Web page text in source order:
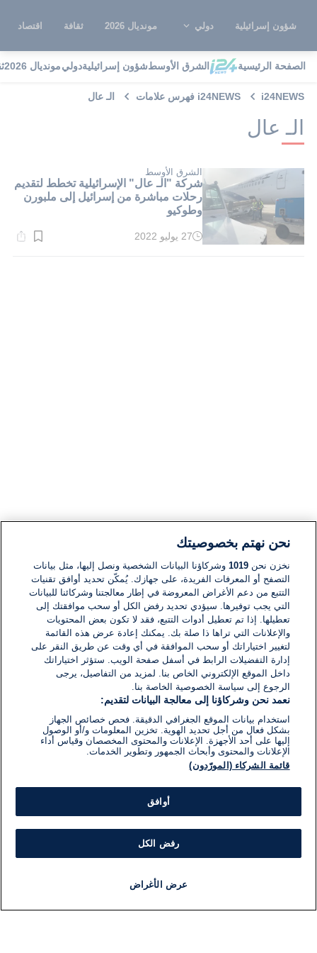
شؤون إسرائيلية دولي مونديال 2026 ثقافة اقتصاد
الصفحة الرئيسية الشرق الأوسطشؤون إسرائيليةدوليمونديال 2026
i24NEWS i24NEWS فهرس علامات الـ عال
الـ عال
الشرق الأوسط
شركة "الـ عال" الإسرائيلية تخطط لتقديم
رحلات مباشرة من إسرائيل إلى ملبورن
وطوكيو
وقت
27 يوليو 2022
نحن نهتم بخصوصيتك
نخزن نحن1019 وشركاؤنا البيانات الشخصية ونصل إليها، مثل بيانات
التصفح أو المعرفات الفريدة، على جهازك. يُمكّن تحديد أوافق تقنيات
التتبع من دعم الأغراض المعروضة في إطار معالجتنا وشركائنا للبيانات
التي يجب توفيرها. سيؤدي تحديد رفض الكل أو سحب موافقتك إلى
تعطيلها. إذا تم تعطيل أدوات التتبع، فقد لا تكون بعض المحتويات
والإعلانات التي تراها ذا صلة بك. يمكنك إعادة عرض هذه القائمة
لتغيير اختياراتك أو سحب الموافقة في أي وقت عن طريق النقر على
إدارة التفضيلات الرابط في أسفل صفحة الويب. ستؤثر اختياراتك
داخل الموقع الإلكتروني الخاص بنا. لمزيد من التفاصيل، يرجى
الرجوع إلى سياسة الخصوصية الخاصة بنا.
نعمد نحن وشركاؤنا إلى معالجة البيانات لتقديم:
استخدام بيانات الموقع الجغرافي الدقيقة. فحص خصائص الجهاز
بشكل فعال من أجل تحديد الهوية. تخزين المعلومات و/أو الوصول
إليها على أحد الأجهزة. الإعلانات والمحتوى المخصصان وقياس أداء
الإعلانات والمحتوى وأبحاث الجمهور وتطوير الخدمات.
قائمة الشركاء (المورّدون)
أوافق
رفض الكل
عرض الأغراض